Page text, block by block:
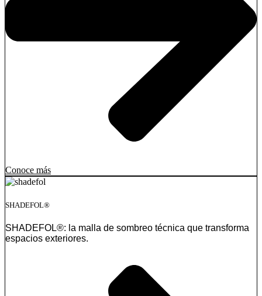
Conoce más
SHADEFOL®
SHADEFOL®: la malla de sombreo técnica que transforma
espacios exteriores.